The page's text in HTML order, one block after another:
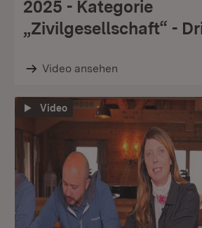
2025 - Kategorie
„Zivilgesellschaft“ -
Video ansehen
Video